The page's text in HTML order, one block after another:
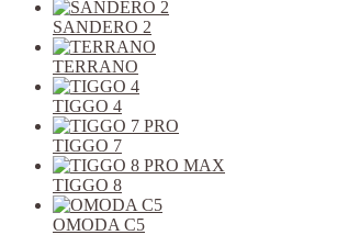
SANDERO 2
TERRANO
TIGGO 4
TIGGO 7
TIGGO 8
OMODA C5